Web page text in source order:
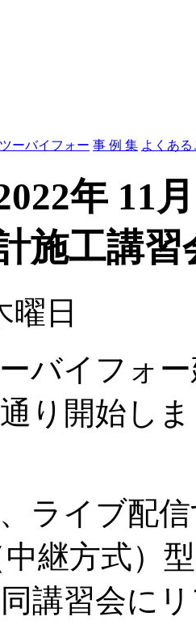
ーバイフォー 事 例 集 よくあ
年 11
施工講
曜日
ーバイフォ
り開始し
ライブ配
継方式）
講習会に